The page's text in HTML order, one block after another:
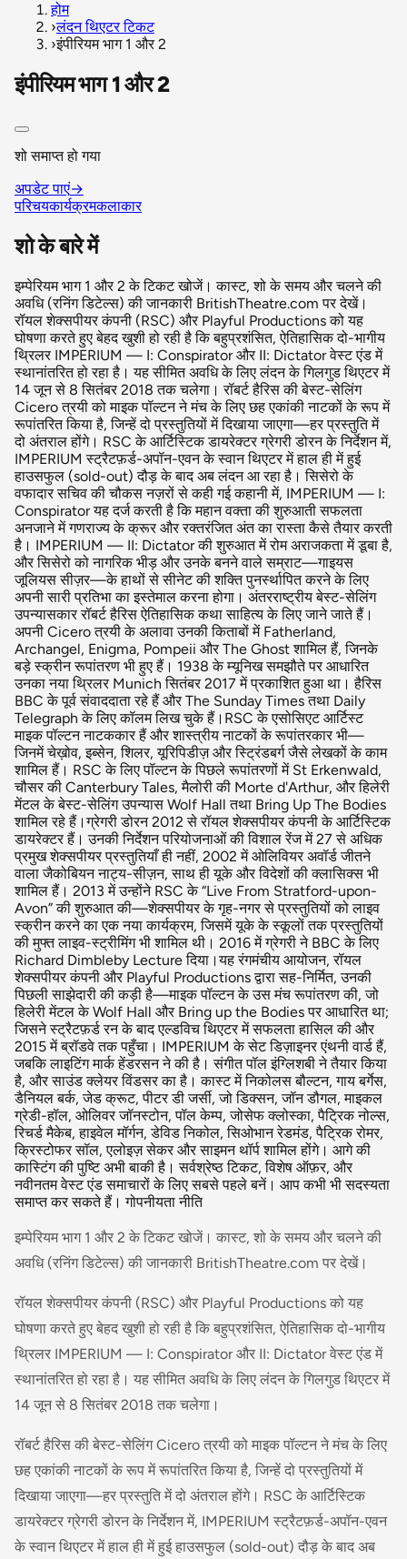
होम
›लंदन थिएटर टिकट
›इंपीरियम भाग 1 और 2
इंपीरियम भाग 1 और 2
शो समाप्त हो गया
अपडेट पाएं→
परिचयकार्यक्रमकलाकार
शो के बारे में
इम्पेरियम भाग 1 और 2 के टिकट खोजें। कास्ट, शो के समय और चलने की
अवधि (रनिंग डिटेल्स) की जानकारी BritishTheatre.com पर देखें।
रॉयल शेक्सपीयर कंपनी (RSC) और Playful Productions को यह
घोषणा करते हुए बेहद खुशी हो रही है कि बहुप्रशंसित, ऐतिहासिक दो-भागीय
थ्रिलर IMPERIUM — I: Conspirator और II: Dictator वेस्ट एंड में
स्थानांतरित हो रहा है। यह सीमित अवधि के लिए लंदन के गिलगुड थिएटर में
14 जून से 8 सितंबर 2018 तक चलेगा। रॉबर्ट हैरिस की बेस्ट-सेलिंग
Cicero त्रयी को माइक पॉल्टन ने मंच के लिए छह एकांकी नाटकों के रूप में
रूपांतरित किया है, जिन्हें दो प्रस्तुतियों में दिखाया जाएगा—हर प्रस्तुति में
दो अंतराल होंगे। RSC के आर्टिस्टिक डायरेक्टर ग्रेगरी डोरन के निर्देशन में,
IMPERIUM स्ट्रैटफ़र्ड-अपॉन-एवन के स्वान थिएटर में हाल ही में हुई
हाउसफुल (sold-out) दौड़ के बाद अब लंदन आ रहा है। सिसेरो के
वफादार सचिव की चौकस नज़रों से कही गई कहानी में, IMPERIUM — I:
Conspirator यह दर्ज करती है कि महान वक्ता की शुरुआती सफलता
अनजाने में गणराज्य के क्रूर और रक्तरंजित अंत का रास्ता कैसे तैयार करती
है। IMPERIUM — II: Dictator की शुरुआत में रोम अराजकता में डूबा है,
और सिसेरो को नागरिक भीड़ और उनके बनने वाले सम्राट—गाइयस
जूलियस सीज़र—के हाथों से सीनेट की शक्ति पुनर्स्थापित करने के लिए
अपनी सारी प्रतिभा का इस्तेमाल करना होगा। अंतरराष्ट्रीय बेस्ट-सेलिंग
उपन्यासकार रॉबर्ट हैरिस ऐतिहासिक कथा साहित्य के लिए जाने जाते हैं।
अपनी Cicero त्रयी के अलावा उनकी किताबों में Fatherland,
Archangel, Enigma, Pompeii और The Ghost शामिल हैं, जिनके
बड़े स्क्रीन रूपांतरण भी हुए हैं। 1938 के म्यूनिख समझौते पर आधारित
उनका नया थ्रिलर Munich सितंबर 2017 में प्रकाशित हुआ था। हैरिस
BBC के पूर्व संवाददाता रहे हैं और The Sunday Times तथा Daily
Telegraph के लिए कॉलम लिख चुके हैं।RSC के एसोसिएट आर्टिस्ट
माइक पॉल्टन नाटककार हैं और शास्त्रीय नाटकों के रूपांतरकार भी—
जिनमें चेख़ोव, इब्सेन, शिलर, यूरिपिडीज़ और स्ट्रिंडबर्ग जैसे लेखकों के काम
शामिल हैं। RSC के लिए पॉल्टन के पिछले रूपांतरणों में St Erkenwald,
चौसर की Canterbury Tales, मैलोरी की Morte d'Arthur, और हिलेरी
मेंटल के बेस्ट-सेलिंग उपन्यास Wolf Hall तथा Bring Up The Bodies
शामिल रहे हैं।ग्रेगरी डोरन 2012 से रॉयल शेक्सपीयर कंपनी के आर्टिस्टिक
डायरेक्टर हैं। उनकी निर्देशन परियोजनाओं की विशाल रेंज में 27 से अधिक
प्रमुख शेक्सपीयर प्रस्तुतियाँ ही नहीं, 2002 में ओलिवियर अवॉर्ड जीतने
वाला जैकोबियन नाट्य-सीज़न, साथ ही यूके और विदेशों की क्लासिक्स भी
शामिल हैं। 2013 में उन्होंने RSC के “Live From Stratford-upon-
Avon” की शुरुआत की—शेक्सपीयर के गृह-नगर से प्रस्तुतियों को लाइव
स्क्रीन करने का एक नया कार्यक्रम, जिसमें यूके के स्कूलों तक प्रस्तुतियों
की मुफ्त लाइव-स्ट्रीमिंग भी शामिल थी। 2016 में ग्रेगरी ने BBC के लिए
Richard Dimbleby Lecture दिया।यह रंगमंचीय आयोजन, रॉयल
शेक्सपीयर कंपनी और Playful Productions द्वारा सह-निर्मित, उनकी
पिछली साझेदारी की कड़ी है—माइक पॉल्टन के उस मंच रूपांतरण की, जो
हिलेरी मेंटल के Wolf Hall और Bring up the Bodies पर आधारित था;
जिसने स्ट्रैटफ़र्ड रन के बाद एल्डविच थिएटर में सफलता हासिल की और
2015 में ब्रॉडवे तक पहुँचा। IMPERIUM के सेट डिज़ाइनर एंथनी वार्ड हैं,
जबकि लाइटिंग मार्क हेंडरसन ने की है। संगीत पॉल इंग्लिशबी ने तैयार किया
है, और साउंड क्लेयर विंडसर का है। कास्ट में निकोलस बौल्टन, गाय बर्गेस,
डैनियल बर्क, जेड क्रूट, पीटर डी जर्सी, जो डिक्सन, जॉन डौगल, माइकल
ग्रेडी-हॉल, ओलिवर जॉनस्टोन, पॉल केम्प, जोसेफ क्लोस्का, पैट्रिक नोल्स,
रिचर्ड मैकेब, हाइवेल मॉर्गन, डेविड निकोल, सिओभान रेडमंड, पैट्रिक रोमर,
क्रिस्टोफर सॉल, एलोइज़ सेकर और साइमन थॉर्प शामिल होंगे। आगे की
कास्टिंग की पुष्टि अभी बाकी है। सर्वश्रेष्ठ टिकट, विशेष ऑफ़र, और
नवीनतम वेस्ट एंड समाचारों के लिए सबसे पहले बनें। आप कभी भी सदस्यता
समाप्त कर सकते हैं। गोपनीयता नीति
इम्पेरियम भाग 1 और 2 के टिकट खोजें। कास्ट, शो के समय और चलने की
अवधि (रनिंग डिटेल्स) की जानकारी BritishTheatre.com पर देखें।
रॉयल शेक्सपीयर कंपनी (RSC) और Playful Productions को यह
घोषणा करते हुए बेहद खुशी हो रही है कि बहुप्रशंसित, ऐतिहासिक दो-भागीय
थ्रिलर IMPERIUM — I: Conspirator और II: Dictator वेस्ट एंड में
स्थानांतरित हो रहा है। यह सीमित अवधि के लिए लंदन के गिलगुड थिएटर में
14 जून से 8 सितंबर 2018 तक चलेगा।
रॉबर्ट हैरिस की बेस्ट-सेलिंग Cicero त्रयी को माइक पॉल्टन ने मंच के लिए
छह एकांकी नाटकों के रूप में रूपांतरित किया है, जिन्हें दो प्रस्तुतियों में
दिखाया जाएगा—हर प्रस्तुति में दो अंतराल होंगे। RSC के आर्टिस्टिक
डायरेक्टर ग्रेगरी डोरन के निर्देशन में, IMPERIUM स्ट्रैटफ़र्ड-अपॉन-एवन
के स्वान थिएटर में हाल ही में हुई हाउसफुल (sold-out) दौड़ के बाद अब